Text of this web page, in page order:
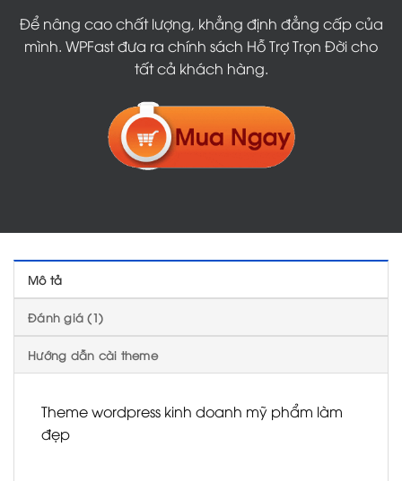
Để nâng cao chất lượng, khẳng định đẳng cấp của
mình. WPFast đưa ra chính sách Hỗ Trợ Trọn Đời cho
tất cả khách hàng.
Mô tả
Đánh giá (1)
Hướng dẫn cài theme
Theme wordpress kinh doanh mỹ phẩm làm
đẹp